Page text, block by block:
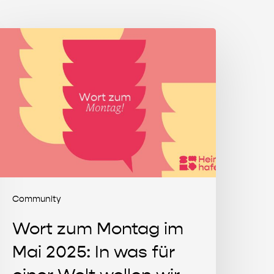
Community
Montag
wollen
leben?
Wort zum Montag im
Mai 2025: In was für